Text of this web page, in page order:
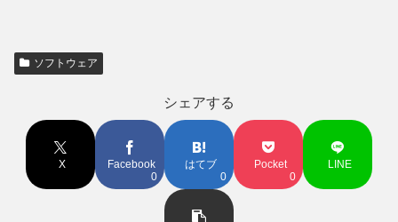
ソフトウェア
シェアする
X
Facebook
0
はてブ
0
Pocket
0
LINE